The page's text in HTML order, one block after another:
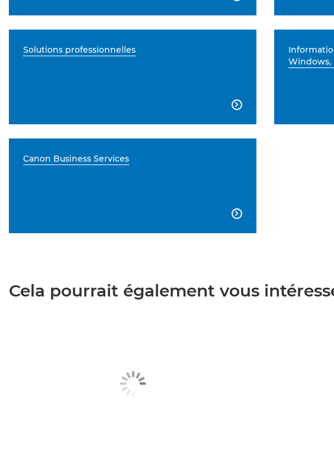
Solutions professionnelles

Windows,
Canon Business Services

Cela pourrait également vous